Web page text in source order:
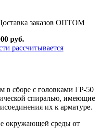
заказов ОПТОМ
руб.
рассчитывается
в сборе с головками ГР-50
спиралью, имеющие
их к арматуре.
окружающей среды от